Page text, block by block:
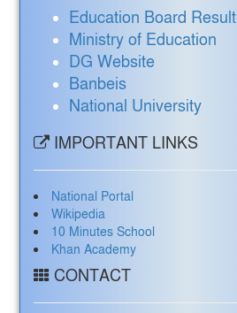
Education Board Result
Ministry of Education
DG Website
Banbeis
National University
IMPORTANT LINKS
National Portal
Wikipedia
10 Minutes School
Khan Academy
CONTACT